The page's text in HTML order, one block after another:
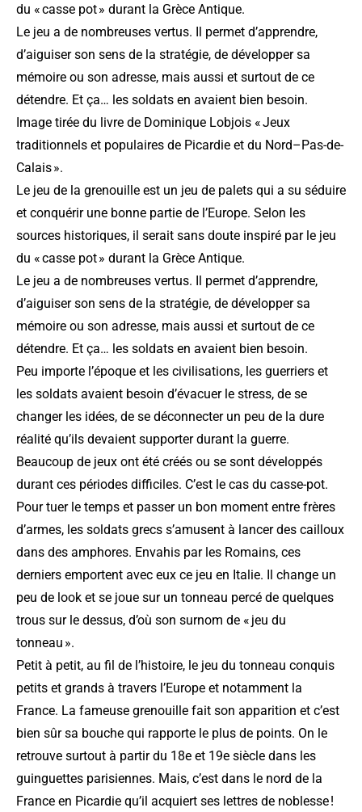
du « casse pot » durant la Grèce Antique.
Le jeu a de nombreuses vertus. Il permet d’apprendre,
d’aiguiser son sens de la stratégie, de développer sa
mémoire ou son adresse, mais aussi et surtout de ce
détendre. Et ça… les soldats en avaient bien besoin.
Image tirée du livre de Dominique Lobjois « Jeux
traditionnels et populaires de Picardie et du Nord–Pas-de-
Calais ».
Le jeu de la grenouille est un jeu de palets qui a su séduire
et conquérir une bonne partie de l’Europe. Selon les
sources historiques, il serait sans doute inspiré par le jeu
du « casse pot » durant la Grèce Antique.
Le jeu a de nombreuses vertus. Il permet d’apprendre,
d’aiguiser son sens de la stratégie, de développer sa
mémoire ou son adresse, mais aussi et surtout de ce
détendre. Et ça… les soldats en avaient bien besoin.
Peu importe l’époque et les civilisations, les guerriers et
les soldats avaient besoin d’évacuer le stress, de se
changer les idées, de se déconnecter un peu de la dure
réalité qu’ils devaient supporter durant la guerre.
Beaucoup de jeux ont été créés ou se sont développés
durant ces périodes difficiles. C’est le cas du casse-pot.
Pour tuer le temps et passer un bon moment entre frères
d’armes, les soldats grecs s’amusent à lancer des cailloux
dans des amphores. Envahis par les Romains, ces
derniers emportent avec eux ce jeu en Italie. Il change un
peu de look et se joue sur un tonneau percé de quelques
trous sur le dessus, d’où son surnom de « jeu du
tonneau ».
Petit à petit, au fil de l’histoire, le jeu du tonneau conquis
petits et grands à travers l’Europe et notamment la
France. La fameuse grenouille fait son apparition et c’est
bien sûr sa bouche qui rapporte le plus de points. On le
retrouve surtout à partir du 18e et 19e siècle dans les
guinguettes parisiennes. Mais, c’est dans le nord de la
France en Picardie qu’il acquiert ses lettres de noblesse !